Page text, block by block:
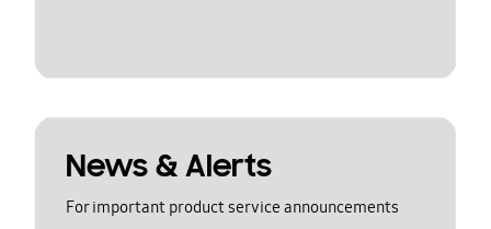
News & Alerts
For important product service announcements